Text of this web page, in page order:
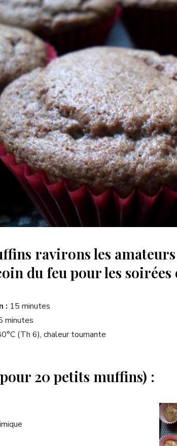
ravirons les amateurs
du feu pour les
: 15 minutes
minutes
(Th 6), chaleur tournante
20 petits muffins) :